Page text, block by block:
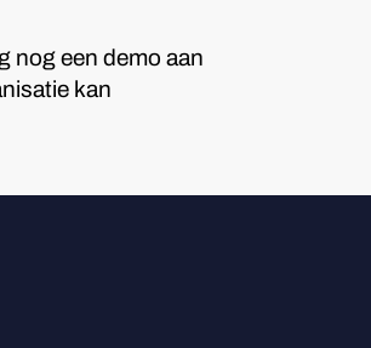
nog een demo aan
kan